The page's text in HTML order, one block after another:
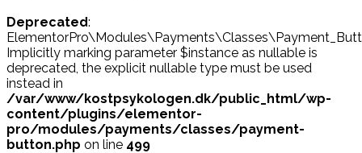
Deprecated:
Implicitly marking parameter $instance as nullable is
deprecated, the explicit nullable type must be used
instead in
/var/www/kostpsykologen.dk/public_html/wp-
content/plugins/elementor-
pro/modules/payments/classes/payment-
button.php on line 499